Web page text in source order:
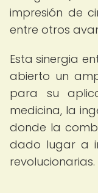
impresión de
entre otros
Esta sinergia
abierto un
para su
medicina, la
donde la
dado lugar a
revolucionarias.